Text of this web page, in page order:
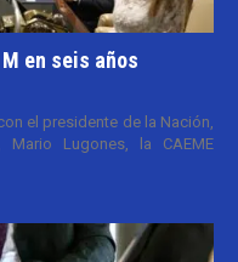
en seis años
el presidente de la Nación,
Lugones, la CAEME